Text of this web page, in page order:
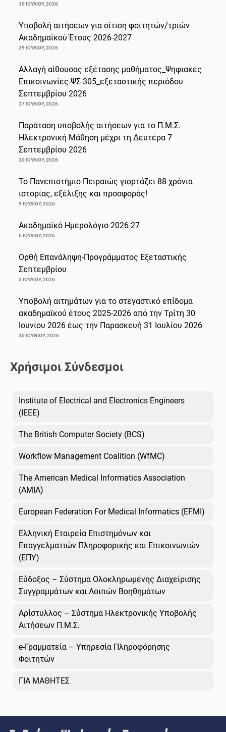
30 ΙΟΥΛΊΟΥ, 2026
Υποβολή αιτήσεων για σίτιση φοιτητών/τριών
Ακαδημαϊκού Έτους 2026-2027
29 ΙΟΥΛΊΟΥ, 2026
Αλλαγή αίθουσας εξέτασης μαθήματος_Ψηφιακές
Επικοινωνίες-ΨΣ-305_εξεταστικής περιόδου
Σεπτεμβρίου 2026
27 ΙΟΥΛΊΟΥ, 2026
Παράταση υποβολής αιτήσεων για το Π.Μ.Σ.
Ηλεκτρονική Μάθηση μέχρι τη Δευτέρα 7
Σεπτεμβρίου 2026
20 ΙΟΥΛΊΟΥ, 2026
Το Πανεπιστήμιο Πειραιώς γιορτάζει 88 χρόνια
ιστορίας, εξέλιξης και προσφοράς!
9 ΙΟΥΛΊΟΥ, 2026
Ακαδημαϊκό Ημερολόγιο 2026-27
6 ΙΟΥΛΊΟΥ, 2026
Ορθή Επανάληψη-Προγράμματος Εξεταστικής
Σεπτεμβρίου
3 ΙΟΥΛΊΟΥ, 2026
Υποβολή αιτημάτων για το στεγαστικό επίδομα
ακαδημαϊκού έτους 2025-2026 από την Τρίτη 30
Ιουνίου 2026 έως την Παρασκευή 31 Ιουλίου 2026
30 ΙΟΥΝΊΟΥ, 2026
Χρήσιμοι Σύνδεσμοι
Institute of Electrical and Electronics Engineers
(IEEE)
The British Computer Society (BCS)
Workflow Management Coalition (WfMC)
The American Medical Informatics Association
(AMIA)
European Federation For Medical Informatics (EFMI)
Ελληνική Εταιρεία Επιστημόνων και
Επαγγελματιών Πληροφορικής και Επικοινωνιών
(ΕΠΥ)
Εύδοξος – Σύστημα Ολοκληρωμένης Διαχείρισης
Συγγραμμάτων και Λοιπών Βοηθημάτων
Αρίστυλλος – Σύστημα Ηλεκτρονικής Υποβολής
Αιτήσεων Π.Μ.Σ.
e-Γραμματεία – Υπηρεσία Πληροφόρησης
Φοιτητών
ΓΙΑ ΜΑΘΗΤΕΣ